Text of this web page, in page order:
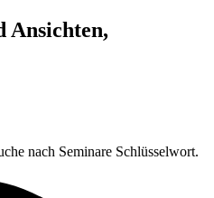
Ansichten,
nach Seminare Schlüsselwort.